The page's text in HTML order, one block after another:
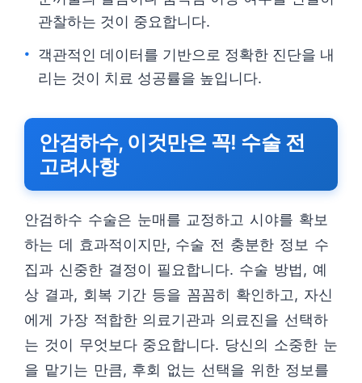
관찰하는 것이 중요합니다.
객관적인 데이터를 기반으로 정확한 진단을 내
리는 것이 치료 성공률을 높입니다.
안검하수, 이것만은 꼭! 수술 전
고려사항
안검하수 수술은 눈매를 교정하고 시야를 확보
하는 데 효과적이지만, 수술 전 충분한 정보 수
집과 신중한 결정이 필요합니다. 수술 방법, 예
상 결과, 회복 기간 등을 꼼꼼히 확인하고, 자신
에게 가장 적합한 의료기관과 의료진을 선택하
는 것이 무엇보다 중요합니다. 당신의 소중한 눈
을 맡기는 만큼, 후회 없는 선택을 위한 정보를